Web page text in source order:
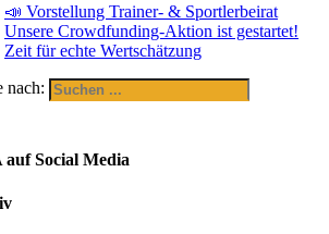
📣 Vorstellung Trainer- & Sportlerbeirat
Unsere Crowdfunding-Aktion ist gestartet!
Zeit für echte Wertschätzung
nach:
Social Media